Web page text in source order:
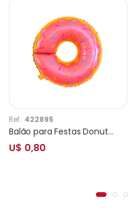
Ref.: 422895
Balão para Festas Donuts Rosa Y554
U$ 0,80